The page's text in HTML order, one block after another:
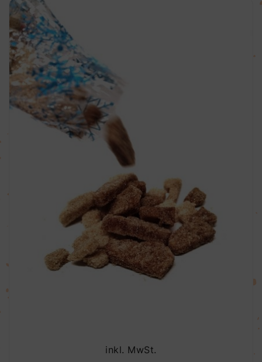
inkl. MwSt.